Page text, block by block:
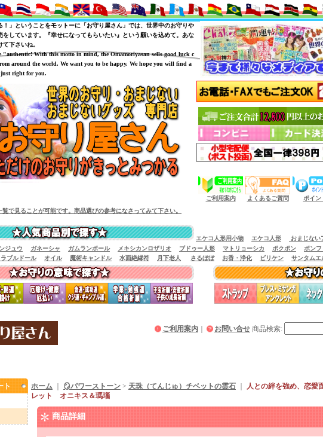
！」ということをモットーに「お守り屋さん」では、世界中のお守りや
をしています。『幸せになってもらいたい』という願いを込めて。あな
下さいね。
"authentic! With this motto in mind, the Omamoriyasan sells good luck c
around the world. We want you to be happy. We hope you will find a
right for you.
ご利用案内 よくあるご質問
ポイン
ることが可能です。商品選びの参考になさってみて下さい。
エケコ人形用小物 エケコ人形
おまじない
ジュウ ガネーシャ ガムランボール メキシカンロザリオ ブドゥー人形 マトリョーシカ ポクポン
ボン
ラブルドール オイル 魔術キャンドル 水面絶縁符 月下老人 さるぼぼ お香・浄化 ビリケン サンタムエ
ご利用案内 お問い合せ 商品検索:
ト
ホーム 🪞パワーストーン > 天珠（てんじゅ）チベットの霊石
人との絆を強め、恋愛
レット オニキス＆瑪瑙
商品詳細